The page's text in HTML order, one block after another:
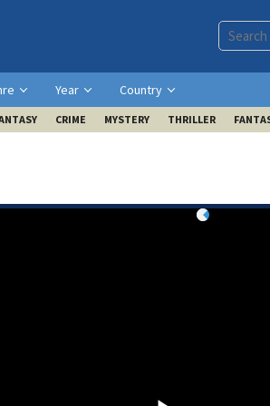
Year Country
CRIME MYSTERY THRILLER